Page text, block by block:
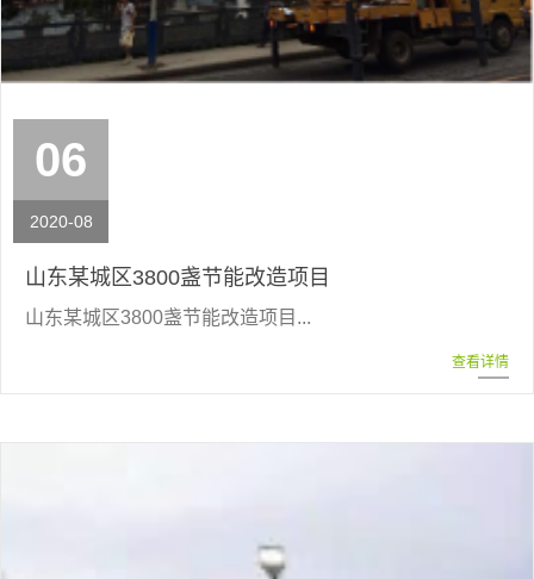
06
2020-08
山东某城区3800盏节能改造项目
山东某城区3800盏节能改造项目...
查看详情